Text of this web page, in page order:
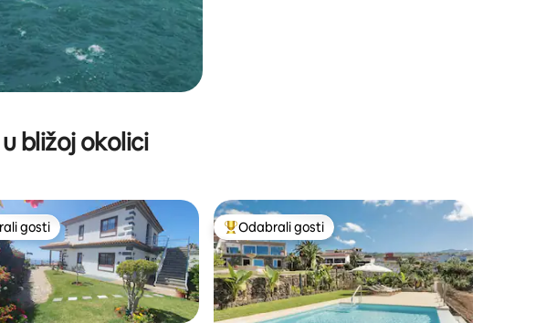
bližoj okolici
rangiranima s oznakom „Odabrali gosti”
gosti Među najviše rangiranima s oznakom „Odabrali gosti”
Odabrali gosti